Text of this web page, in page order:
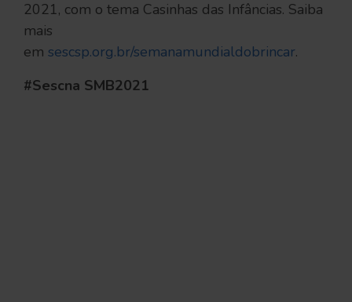
2021, com o tema Casinhas das Infâncias. Saiba
mais
em sescsp.org.br/semanamundialdobrincar.
#Sescna SMB2021